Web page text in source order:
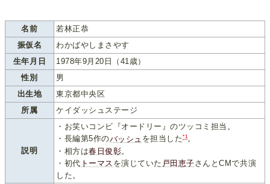
名前
若林正恭
振仮名
わかばやしまさやす
生年月日
1978年9月20日（41歳）
性別
男
出生地
東京都中央区
所属
ケイダッシュステージ
説明
・お笑いコンビ『オードリー』のツッコミ担当。
・長編第5作のバッシュ を担当した*1。
・相方は春日俊彰。
・初代 トーマス を演じていた 戸田恵子さんとCMで共演
した。